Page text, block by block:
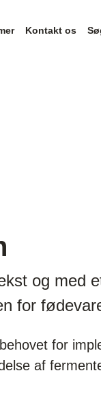
Kontakt os
og med
for
for
af